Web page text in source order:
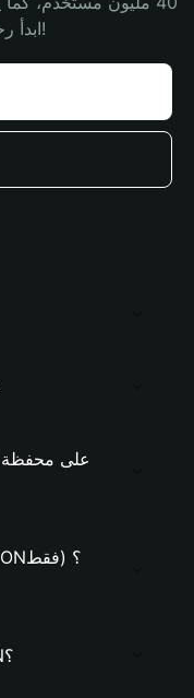
على محفظة Bitget Wallet. ابدأ رحلتك الآن!
ما هي أفضل محفظة AIFICATION؟